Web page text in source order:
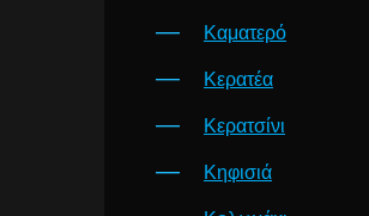
Καματερό
Κερατέα
Κερατσίνι
Κηφισιά